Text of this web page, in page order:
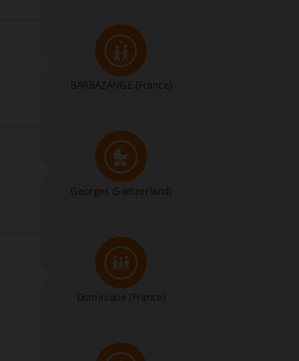
BARBAZANGE (France)
Georges (Switzerland)
Dominique (France)